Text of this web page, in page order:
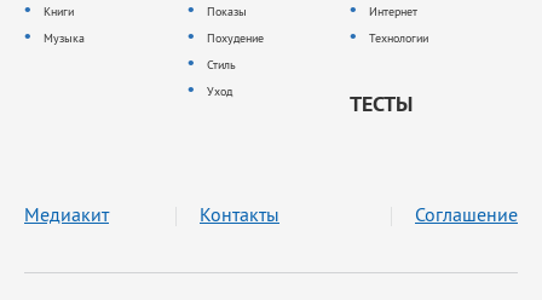
Книги
Музыка
Показы
Похудение
Стиль
Уход
Интернет
Технологии
ТЕСТЫ
Медиакит Контакты Соглашение